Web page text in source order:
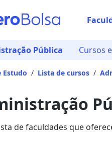
Pública Cursos
Estudo / Lista de cursos /
de faculdades que